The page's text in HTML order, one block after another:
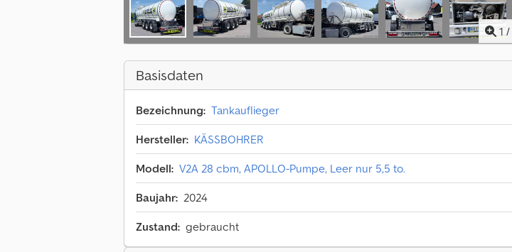
1 /
Basisdaten
Bezeichnung: Tankauflieger
Hersteller: KÄSSBOHRER
Modell: V2A 28 cbm, APOLLO-Pumpe, Leer nur 5,5 to.
Baujahr: 2024
Zustand: gebraucht